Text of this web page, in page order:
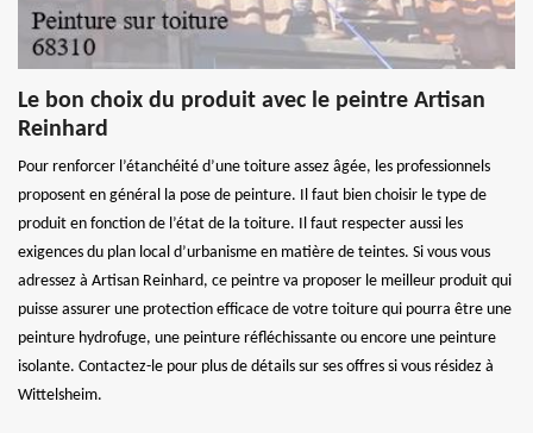
Le bon choix du produit avec le peintre Artisan
Reinhard
Pour renforcer l’étanchéité d’une toiture assez âgée, les professionnels
proposent en général la pose de peinture. Il faut bien choisir le type de
produit en fonction de l’état de la toiture. Il faut respecter aussi les
exigences du plan local d’urbanisme en matière de teintes. Si vous vous
adressez à Artisan Reinhard, ce peintre va proposer le meilleur produit qui
puisse assurer une protection efficace de votre toiture qui pourra être une
peinture hydrofuge, une peinture réfléchissante ou encore une peinture
isolante. Contactez-le pour plus de détails sur ses offres si vous résidez à
Wittelsheim.